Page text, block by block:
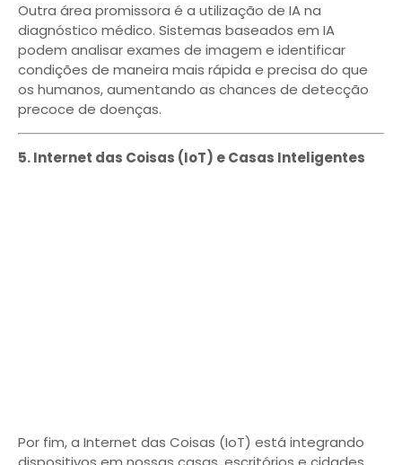
Outra área promissora é a utilização de IA na
diagnóstico médico. Sistemas baseados em IA
podem analisar exames de imagem e identificar
condições de maneira mais rápida e precisa do que
os humanos, aumentando as chances de detecção
precoce de doenças.
5. Internet das Coisas (IoT) e Casas Inteligentes
Por fim, a Internet das Coisas (IoT) está integrando